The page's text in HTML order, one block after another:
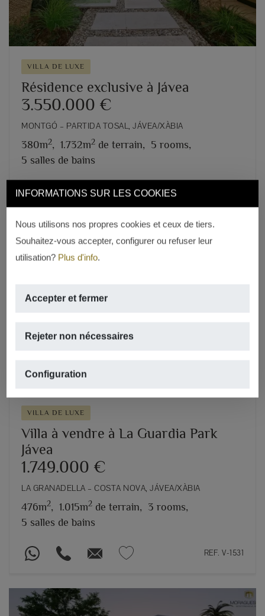
INFORMATIONS SUR LES COOKIES
Nous utilisons nos propres cookies et ceux de tiers.
Souhaitez-vous accepter, configurer ou refuser leur
utilisation? Plus d'info.
Accepter et fermer
Rejeter non nécessaires
Configuration
VILLA DE LUXE
Résidence exclusive à Jávea
3.550.000 €
MONTGÓ – PARTIDA TOSAL, JÁVEA/XÀBIA
380m2, 1.732m2 de terrain, 5 rooms,
5 salles de bains
VILLA DE LUXE
Villa à vendre à La Guardia Park
Jávea
1.749.000 €
LA GRANADELLA – COSTA NOVA, JÁVEA/XÀBIA
476m2, 1.015m2 de terrain, 3 rooms,
5 salles de bains
REF. V-1531